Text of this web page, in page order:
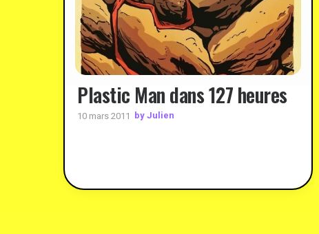
Plastic Man dans 127 heures
10 mars 2011 by Julien